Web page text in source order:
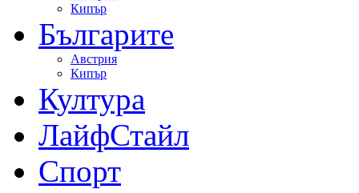
Кипър
Българите
Австрия
Кипър
Култура
ЛайфСтайл
Спорт